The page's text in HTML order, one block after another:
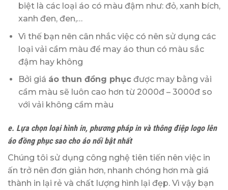
biệt là các loại áo có màu đậm như: đỏ, xanh bích,
xanh đen, đen,…
Vì thế bạn nên cân nhắc việc có nên sử dụng các
loại vải cầm màu để may áo thun có màu sắc
đậm hay không
Bởi giá áo thun đồng phụcđược may bằng vải
cầm màu sẽ luôn cao hơn từ 2000đ – 3000đ so
với vải không cầm màu
e. Lựa chọn loại hình in, phương pháp in và thông điệp logo lên
áo đồng phục sao cho áo nổi bật nhất
Chúng tôi sử dụng công nghệ tiên tiến nên việc in
ấn trở nên đơn giản hơn, nhanh chóng hơn mà giá
thành in lại rẻ và chất lượng hình lại đẹp. Vì vậy bạn